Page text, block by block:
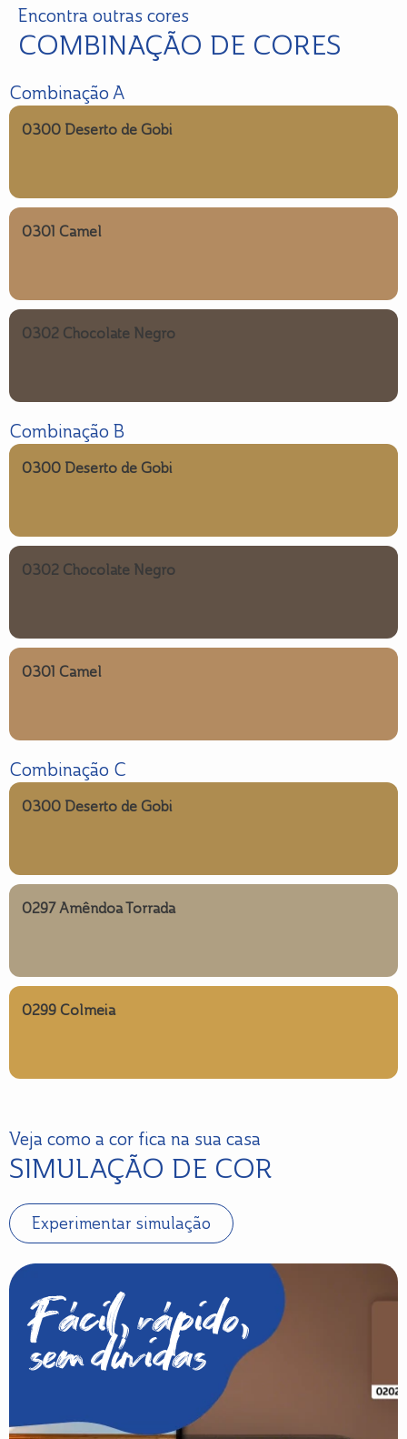
Encontra outras cores
COMBINAÇÃO DE CORES
Combinação A
0300 Deserto de Gobi
0301 Camel
0302 Chocolate Negro
Combinação B
0300 Deserto de Gobi
0302 Chocolate Negro
0301 Camel
Combinação C
0300 Deserto de Gobi
0297 Amêndoa Torrada
0299 Colmeia
Veja como a cor fica na sua casa
SIMULAÇÃO DE COR
Experimentar simulação
Fácil, rápido,
sem dúvidas